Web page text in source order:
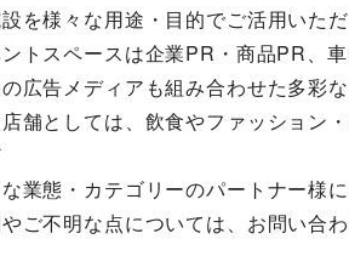
を様々な用途・目的でご活用いた
トスペースは企業PR・商品PR、
広告メディアも組み合わせた多彩
舗としては、飲食やファッション
業態・カテゴリーのパートナー様
ご不明な点については、お問い合